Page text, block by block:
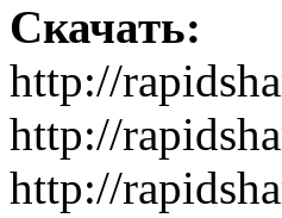
Скачать:
http://
http://
http://